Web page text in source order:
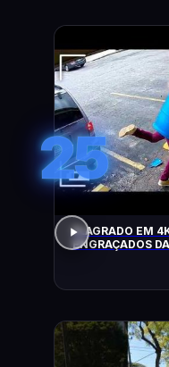
25
FLAGRADO EM
ENGRAÇADOS